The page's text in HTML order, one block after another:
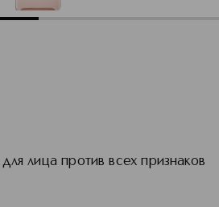
лица против всех признаков